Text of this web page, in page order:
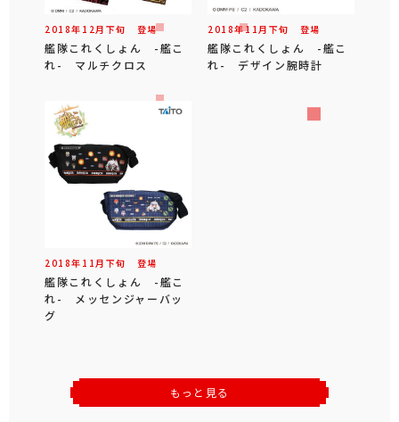
2018年 12 月 下旬 登場
艦隊これくしょん -艦こ
れ- マルチクロス
2018年11 月 下旬 登場
艦隊これくしょん -艦こ
れ- デザイン腕時計
2018年 11 月 下旬 登場
艦隊これくしょん -艦こ
れ- メッセンジャーバッ
グ
もっと見る